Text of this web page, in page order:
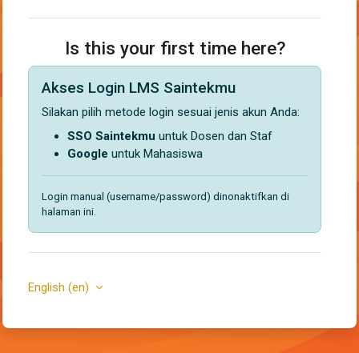
Is this your first time here?
Akses Login LMS Saintekmu
Silakan pilih metode login sesuai jenis akun Anda:
SSO Saintekmu untuk Dosen dan Staf
Google untuk Mahasiswa
Login manual (username/password) dinonaktifkan di
halaman ini.
English ‎(en)‎